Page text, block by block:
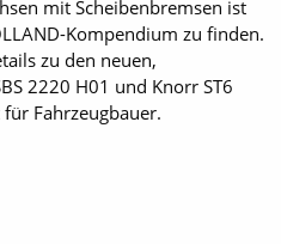
mit Scheibenbremsen ist
Kompendium zu finden.
zu den neuen,
2220 H01 und Knorr ST6
Fahrzeugbauer.